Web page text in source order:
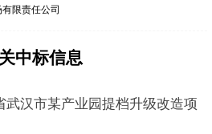
限责任公司
中标信息
汉市某产业园提档升级改造项